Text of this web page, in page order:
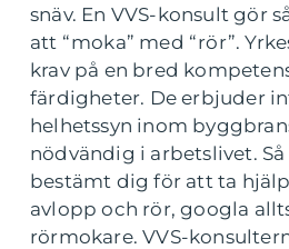
snäv. En VVS-konsult gör
att “moka” med “rör”.
krav på en bred
färdigheter. De erbjuder
helhetssyn inom
nödvändig i arbetslivet. Så
bestämt dig för att ta
avlopp och rör, googla
rörmokare. VVS-